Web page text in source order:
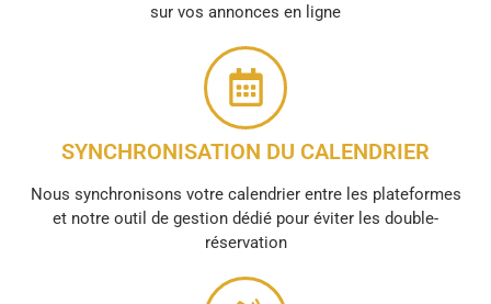
sur vos annonces en ligne
SYNCHRONISATION DU CALENDRIER
Nous synchronisons votre calendrier entre les plateformes
et notre outil de gestion dédié pour éviter les double-
réservation